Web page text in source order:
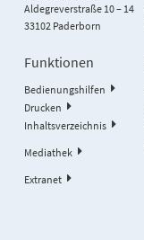
Aldegreverstraße 10 – 14
33102 Paderborn
Funktionen
Bedienungshilfen
Drucken
Inhaltsverzeichnis
Mediathek
Extranet